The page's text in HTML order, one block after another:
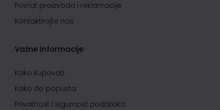
Povrat proizvoda i reklamacije
Kontaktirajte nas
Važne informacije
Kako kupovati
Kako do popusta
Privatnost i sigurnost podataka